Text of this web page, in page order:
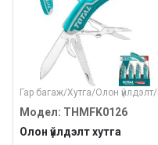
Гар багаж/Хутга/Олон үйлдэлт/
Модел: THMFK0126
Олон үйлдэлт хутга